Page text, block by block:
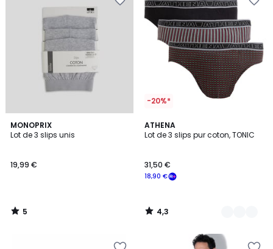
MONOPRIX
Lot de 3 slips unis
19,99 €
5
/
5
/
-20%*
ATHENA
Lot de 3 slips pur coton, TONIC
18,90 €
31,50 €
4,3
/ 5
3
Couleurs
4,3
/